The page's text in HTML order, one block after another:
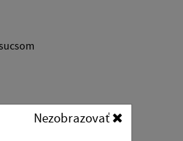
Nezobrazovať